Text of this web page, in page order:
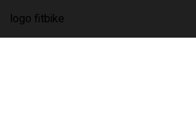
Produtos etiquetados com “aluguer”